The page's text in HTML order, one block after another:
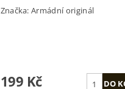
Značka:Armádní originál
199 Kč